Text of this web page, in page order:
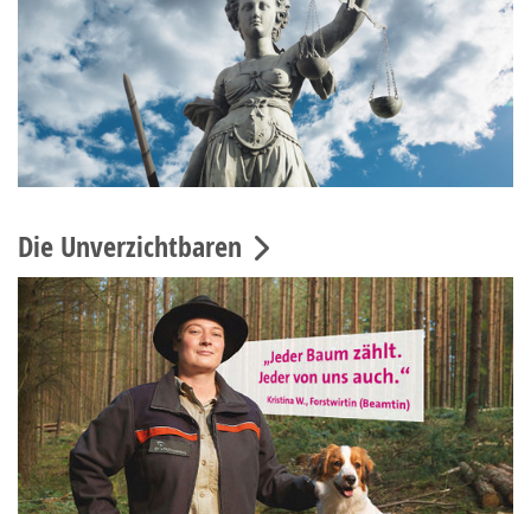
Die Unverzichtbaren